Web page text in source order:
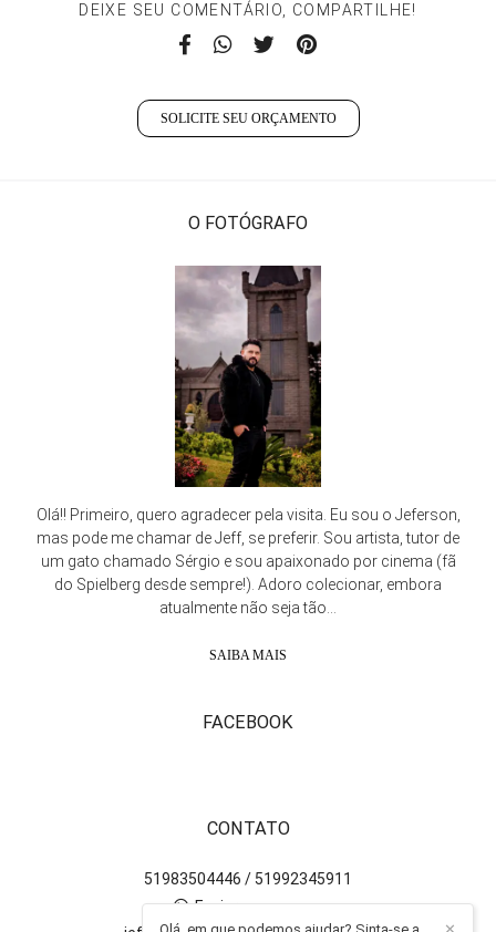
DEIXE SEU COMENTÁRIO, COMPARTILHE!
SOLICITE SEU ORÇAMENTO
O FOTÓGRAFO
Olá!! Primeiro, quero agradecer pela visita. Eu sou o Jeferson,
mas pode me chamar de Jeff, se preferir. Sou artista, tutor de
um gato chamado Sérgio e sou apaixonado por cinema (fã
do Spielberg desde sempre!). Adoro colecionar, embora
atualmente não seja tão...
SAIBA MAIS
FACEBOOK
CONTATO
51983504446 / 51992345911
Enviar mensagem